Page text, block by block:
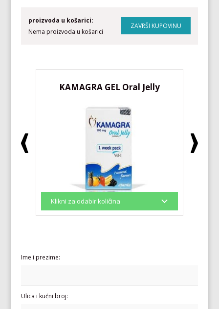
proizvoda u košarici:
Nema proizvoda u košarici
KAMAGRA GEL Oral Jelly
Ime i prezime:
Ulica i kućni broj: